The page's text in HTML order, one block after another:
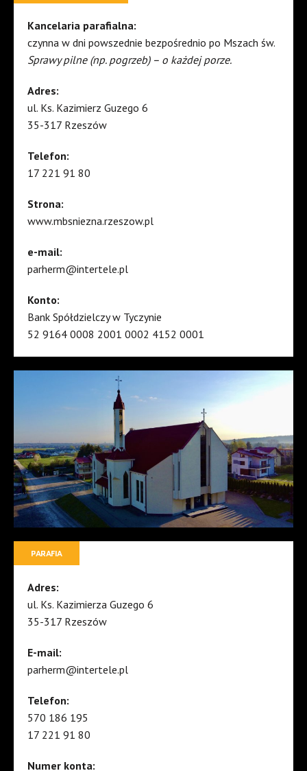
Kancelaria parafialna:
czynna w dni powszednie bezpośrednio po Mszach św.
Sprawy pilne (np. pogrzeb) – o każdej porze.
Adres:
ul. Ks. Kazimierz Guzego 6
35-317 Rzeszów
Telefon:
17 221 91 80
Strona:
www.mbsniezna.rzeszow.pl
e-mail:
parherm@intertele.pl
Konto:
Bank Spółdzielczy w Tyczynie
52 9164 0008 2001 0002 4152 0001
PARAFIA
Adres:
ul. Ks. Kazimierza Guzego 6
35-317 Rzeszów
E-mail:
parherm@intertele.pl
Telefon:
570 186 195
17 221 91 80
Numer konta: